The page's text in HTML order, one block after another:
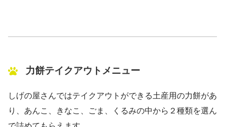
力餅テイクアウトメニュー
しげの屋さんではテイクアウトができる土産用の力餅があ
り、あんこ、きなこ、ごま、くるみの中から２種類を選ん